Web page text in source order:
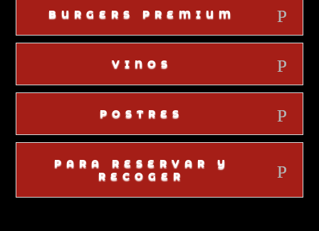
BURGERS PREMIUM
VINOS
POSTRES
PARA RESERVAR Y
RECOGER